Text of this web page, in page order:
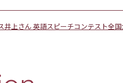
井上さん 英語スピーチコンテスト全